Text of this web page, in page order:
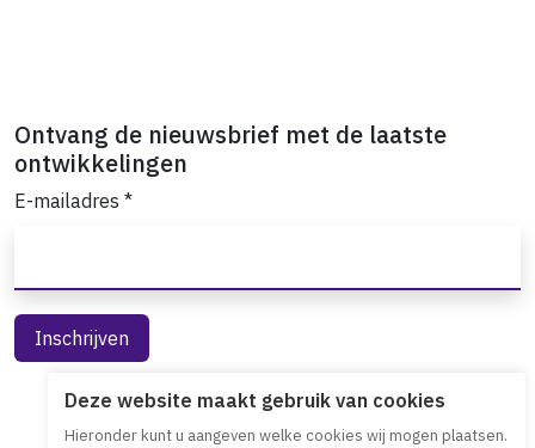
Ontvang de nieuwsbrief met de laatste
ontwikkelingen
E-mailadres *
Deze website maakt gebruik van cookies
Hieronder kunt u aangeven welke cookies wij mogen plaatsen.